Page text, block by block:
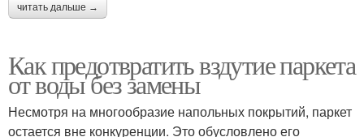
читать дальше →
Как предотвратить вздутие паркета
от воды без замены
Несмотря на многообразие напольных покрытий, паркет
остается вне конкуренции. Это обусловлено его